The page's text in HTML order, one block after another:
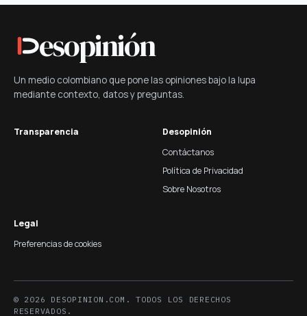
esopinión
Un medio colombiano que pone las opiniones bajo la lupa
mediante contexto, datos y preguntas.
Transparencia
Desopinión
Contáctanos
Política de Privacidad
Sobre Nosotros
Legal
Preferencias de cookies
© 2026 DESOPINION.COM. TODOS LOS DERECHOS
RESERVADOS.